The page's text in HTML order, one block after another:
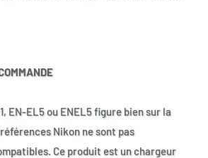
EN-EL5 ou ENEL5 figure bien sur la
Nikon ne sont pas
Ce produit est un chargeur